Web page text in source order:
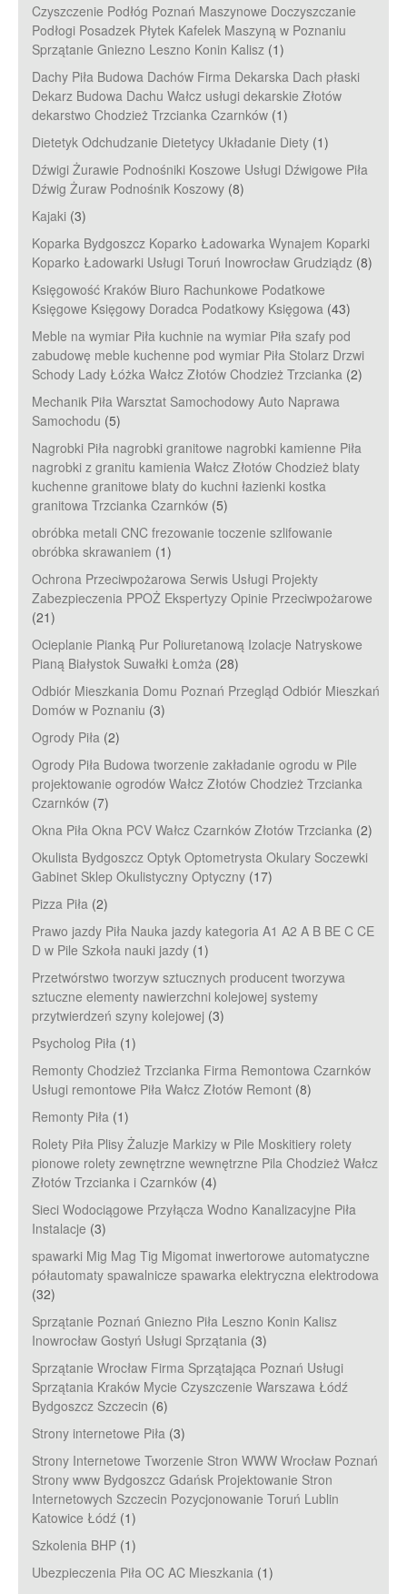
Czyszczenie Podłóg Poznań Maszynowe Doczyszczanie
Podłogi Posadzek Płytek Kafelek Maszyną w Poznaniu
Sprzątanie Gniezno Leszno Konin Kalisz (1)
Dachy Piła Budowa Dachów Firma Dekarska Dach płaski
Dekarz Budowa Dachu Wałcz usługi dekarskie Złotów
dekarstwo Chodzież Trzcianka Czarnków (1)
Dietetyk Odchudzanie Dietetycy Układanie Diety (1)
Dźwigi Żurawie Podnośniki Koszowe Usługi Dźwigowe Piła
Dźwig Żuraw Podnośnik Koszowy (8)
Kajaki (3)
Koparka Bydgoszcz Koparko Ładowarka Wynajem Koparki
Koparko Ładowarki Usługi Toruń Inowrocław Grudziądz (8)
Księgowość Kraków Biuro Rachunkowe Podatkowe
Księgowe Księgowy Doradca Podatkowy Księgowa (43)
Meble na wymiar Piła kuchnie na wymiar Piła szafy pod
zabudowę meble kuchenne pod wymiar Piła Stolarz Drzwi
Schody Lady Łóżka Wałcz Złotów Chodzież Trzcianka (2)
Mechanik Piła Warsztat Samochodowy Auto Naprawa
Samochodu (5)
Nagrobki Piła nagrobki granitowe nagrobki kamienne Piła
nagrobki z granitu kamienia Wałcz Złotów Chodzież blaty
kuchenne granitowe blaty do kuchni łazienki kostka
granitowa Trzcianka Czarnków (5)
obróbka metali CNC frezowanie toczenie szlifowanie
obróbka skrawaniem (1)
Ochrona Przeciwpożarowa Serwis Usługi Projekty
Zabezpieczenia PPOŻ Ekspertyzy Opinie Przeciwpożarowe
(21)
Ocieplanie Pianką Pur Poliuretanową Izolacje Natryskowe
Pianą Białystok Suwałki Łomża (28)
Odbiór Mieszkania Domu Poznań Przegląd Odbiór Mieszkań
Domów w Poznaniu (3)
Ogrody Piła (2)
Ogrody Piła Budowa tworzenie zakładanie ogrodu w Pile
projektowanie ogrodów Wałcz Złotów Chodzież Trzcianka
Czarnków (7)
Okna Piła Okna PCV Wałcz Czarnków Złotów Trzcianka (2)
Okulista Bydgoszcz Optyk Optometrysta Okulary Soczewki
Gabinet Sklep Okulistyczny Optyczny (17)
Pizza Piła (2)
Prawo jazdy Piła Nauka jazdy kategoria A1 A2 A B BE C CE
D‎ w Pile Szkoła nauki jazdy (1)
Przetwórstwo tworzyw sztucznych producent tworzywa
sztuczne elementy nawierzchni kolejowej systemy
przytwierdzeń szyny kolejowej (3)
Psycholog Piła (1)
Remonty Chodzież Trzcianka Firma Remontowa Czarnków
Usługi remontowe Piła Wałcz Złotów Remont (8)
Remonty Piła (1)
Rolety Piła Plisy Żaluzje Markizy w Pile Moskitiery rolety
pionowe rolety zewnętrzne wewnętrzne Pila Chodzież Wałcz
Złotów Trzcianka i Czarnków (4)
Sieci Wodociągowe Przyłącza Wodno Kanalizacyjne Piła
Instalacje (3)
spawarki Mig Mag Tig Migomat inwertorowe automatyczne
półautomaty spawalnicze spawarka elektryczna elektrodowa
(32)
Sprzątanie Poznań Gniezno Piła Leszno Konin Kalisz
Inowrocław Gostyń Usługi Sprzątania (3)
Sprzątanie Wrocław Firma Sprzątająca Poznań Usługi
Sprzątania Kraków Mycie Czyszczenie Warszawa Łódź
Bydgoszcz Szczecin (6)
Strony internetowe Piła (3)
Strony Internetowe Tworzenie Stron WWW Wrocław Poznań
Strony www Bydgoszcz Gdańsk Projektowanie Stron
Internetowych Szczecin Pozycjonowanie Toruń Lublin
Katowice Łódź (1)
Szkolenia BHP (1)
Ubezpieczenia Piła OC AC Mieszkania (1)